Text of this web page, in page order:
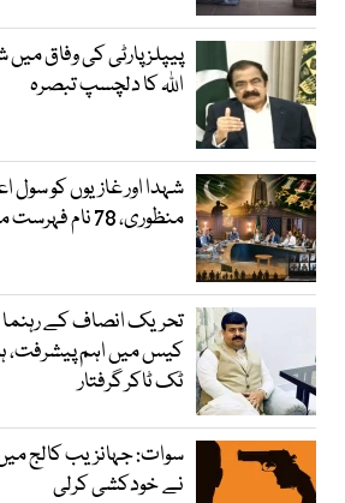
پیپلز پارٹی کی وفاق میں
اللہ کا دلچسپ تبصرہ
شہدا اور غازیوں کو سول
منظوری، 78 نام فہرست میں شامل
تحریک انصاف کے رہنما
کیس میں اہم پیشرفت،
ٹک ٹاکر گرفتار
سوات: جہانزیب کالج
نے خودکشی کرلی